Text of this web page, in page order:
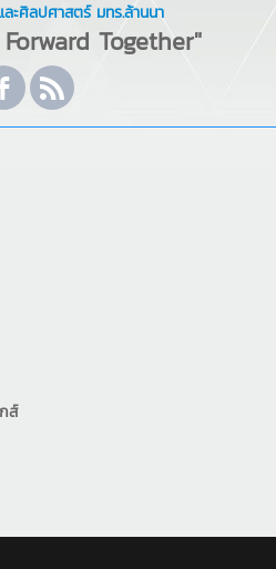
ะศิลปศาสตร์ มทร.ล้านนา
Together"
ส์